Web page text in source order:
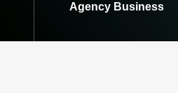
Agency Business